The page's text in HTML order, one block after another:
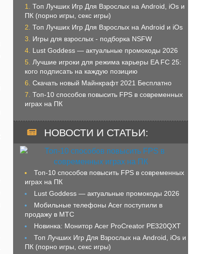
Топ Лучших Игр Для Взрослых на Android, iOs и
ПК (порно игры, секс игры)
Топ Лучших Игр Для Взрослых на Android и iOs
Игры для взрослых - подборка NSFW
Lust Goddess — актуальные промокоды 2026
Лучшие игроки для режима карьеры EA FC 25:
кого подписать на каждую позицию
Скачать новый Майнкрафт 2021 Бесплатно
Топ-10 способов повысить FPS в современных
играх на ПК
НОВОСТИ И СТАТЬИ:
Топ-10 способов повысить FPS в современных
играх на ПК
Lust Goddess — актуальные промокоды 2026
Мобильные телефоны Acer поступили в
продажу в МТС
Новинка: Монитор Acer ProCreator PE320QXT
Топ Лучших Игр Для Взрослых на Android, iOs и
ПК (порно игры, секс игры)